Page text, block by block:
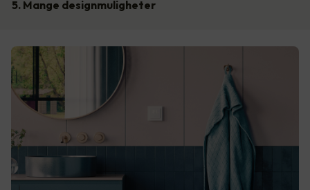
5. Mange designmuligheter